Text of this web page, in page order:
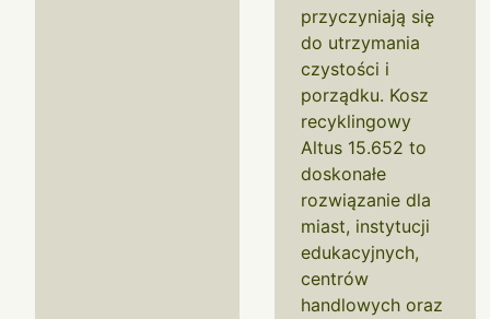
przyczyniają się
do utrzymania
czystości i
porządku. Kosz
recyklingowy
Altus 15.652 to
doskonałe
rozwiązanie dla
miast, instytucji
edukacyjnych,
centrów
handlowych oraz